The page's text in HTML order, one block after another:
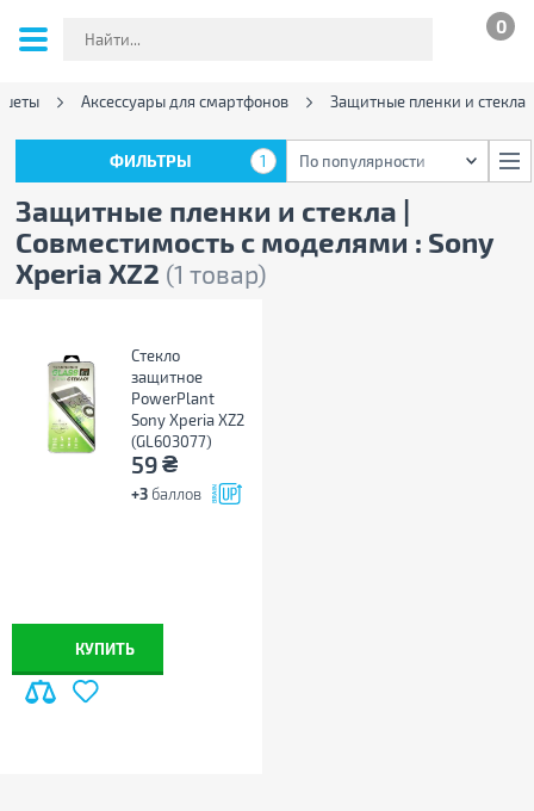
0
Аксессуары для смартфонов Защитные пленки и стекла
Защитные пленки и стекла |
Совместимость с моделями : Sony
Xperia XZ2 (1 товар)
ФИЛЬТРЫ 1 По популярности
Стекло
защитное
PowerPlant
Sony Xperia XZ2
(GL603077)
59₴
+3 баллов
КУПИТЬ
ФИЛЬТРЫ 1 По популярности